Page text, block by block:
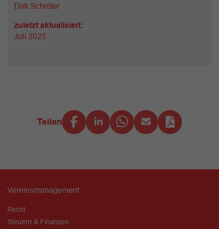
Dirk Schröter
zuletzt aktualisiert:
Juli 2025
Teilen
Vereinsmanagement
Recht
Steuern & Finanzen